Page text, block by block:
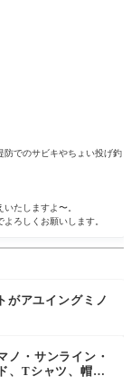
防でのサビキやちょい投げ釣
たしますよ〜。
ろしくお願いします。
がアユイングミノ
ノ・サンライン・
、Tシャツ、帽